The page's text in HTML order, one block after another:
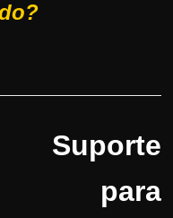
para